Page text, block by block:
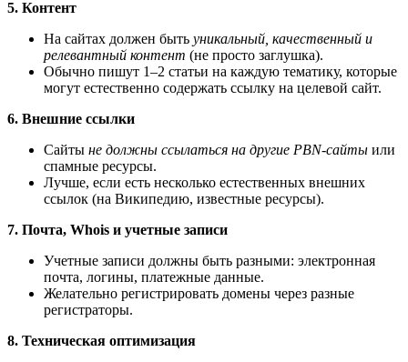
5. Контент
На сайтах должен быть уникальный, качественный и
релевантный контент (не просто заглушка).
Обычно пишут 1–2 статьи на каждую тематику, которые
могут естественно содержать ссылку на целевой сайт.
6. Внешние ссылки
Сайты не должны ссылаться на другие PBN-сайты или
спамные ресурсы.
Лучше, если есть несколько естественных внешних
ссылок (на Википедию, известные ресурсы).
7. Почта, Whois и учетные записи
Учетные записи должны быть разными: электронная
почта, логины, платежные данные.
Желательно регистрировать домены через разные
регистраторы.
8. Техническая оптимизация